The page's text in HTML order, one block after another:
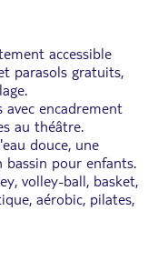
accessible
parasols gratuits,
encadrement
au théâtre.
douce, une
bassin pour enfants.
volley-ball, basket,
aérobic, pilates,